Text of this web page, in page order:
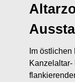
Im